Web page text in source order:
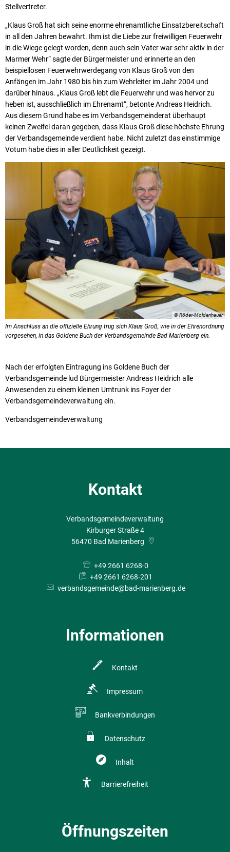
Stellvertreter.
„Klaus Groß hat sich seine enorme ehrenamtliche Einsatzbereitschaft
in all den Jahren bewahrt. Ihm ist die Liebe zur freiwilligen Feuerwehr
in die Wiege gelegt worden, denn auch sein Vater war sehr aktiv in der
Marmer Wehr“ sagte der Bürgermeister und erinnerte an den
beispiellosen Feuerwehrwerdegang von Klaus Groß von den
Anfängen im Jahr 1980 bis hin zum Wehrleiter im Jahr 2004 und
darüber hinaus. „Klaus Groß lebt die Feuerwehr und was hervor zu
heben ist, ausschließlich im Ehrenamt“, betonte Andreas Heidrich.
Aus diesem Grund habe es im Verbandsgemeinderat überhaupt
keinen Zweifel daran gegeben, dass Klaus Groß diese höchste Ehrung
der Verbandsgemeinde verdient habe. Nicht zuletzt das einstimmige
Votum habe dies in aller Deutlichkeit gezeigt.
© Röder-Moldenhauer
Im Anschluss an die offizielle Ehrung trug sich Klaus Groß, wie in der Ehrenordnung
vorgesehen, in das Goldene Buch der Verbandsgemeinde Bad Marienberg ein.
Nach der erfolgten Eintragung ins Goldene Buch der
Verbandsgemeinde lud Bürgermeister Andreas Heidrich alle
Anwesenden zu einem kleinen Umtrunk ins Foyer der
Verbandsgemeindeverwaltung ein.
Verbandsgemeindeverwaltung
Kontakt
Verbandsgemeindeverwaltung
Kirburger Straße 4
56470 Bad Marienberg
+49 2661 6268-0
+49 2661 6268-201
verbandsgemeinde@bad-marienberg.de
Informationen
Kontakt
Impressum
Bankverbindungen
Datenschutz
Inhalt
Barrierefreiheit
Öffnungszeiten